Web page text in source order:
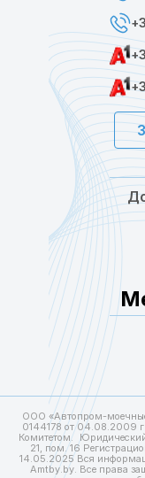
ООО «Автопром-моечные
0144178 от 04.08.2009
Комитетом.
21, пом. 16
14.05.2025 Вся
Amtby.by. Все права